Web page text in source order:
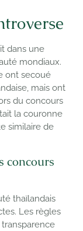
dans une
mondiaux.
ont secoué
mais ont
du concours
la couronne
similaire de
concours
thaïlandais
Les règles